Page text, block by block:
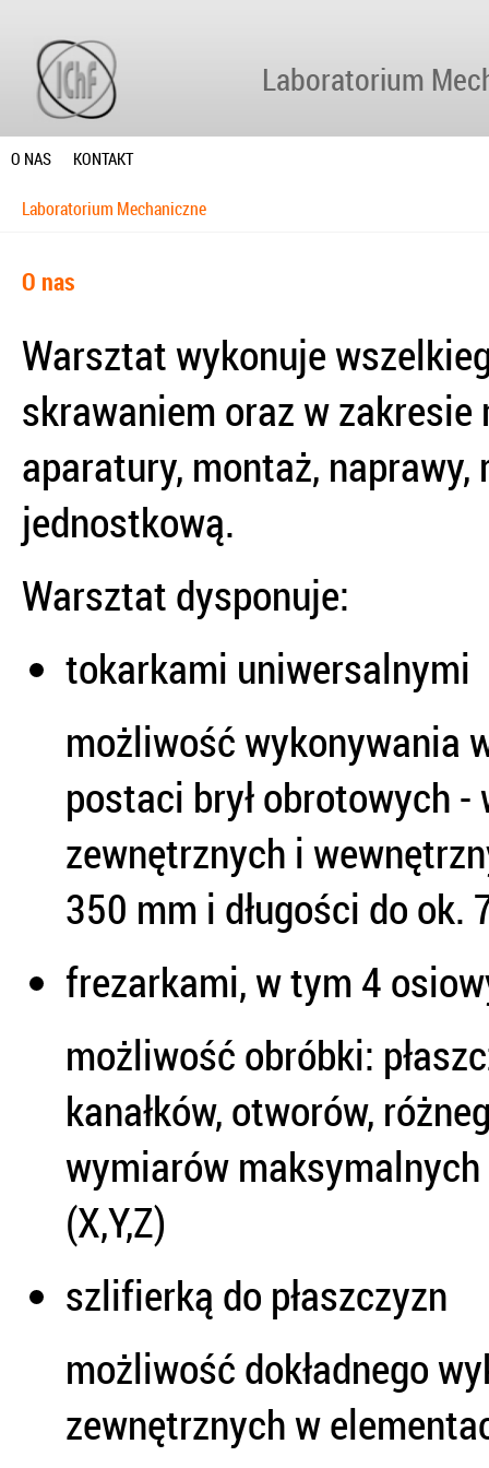
Laboratorium
O NAS KONTAKT
Laboratorium Mechaniczne
O nas
Warsztat wykonuje
skrawaniem oraz w
aparatury, montaż,
jednostkową.
Warsztat dysponuje:
tokarkami uniwersalnymi
możliwość wykonywania
postaci brył obrotowych
zewnętrznych i
350 mm i długości do ok.
frezarkami, w tym 4
możliwość obróbki:
kanałków, otworów,
wymiarów
(X,Y,Z)
szlifierką do płaszczyzn
możliwość dokładnego
zewnętrznych w